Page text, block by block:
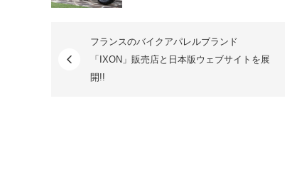
フランスのバイクアパレルブランド
「IXON」販売店と日本版ウェブサイトを展
開!!